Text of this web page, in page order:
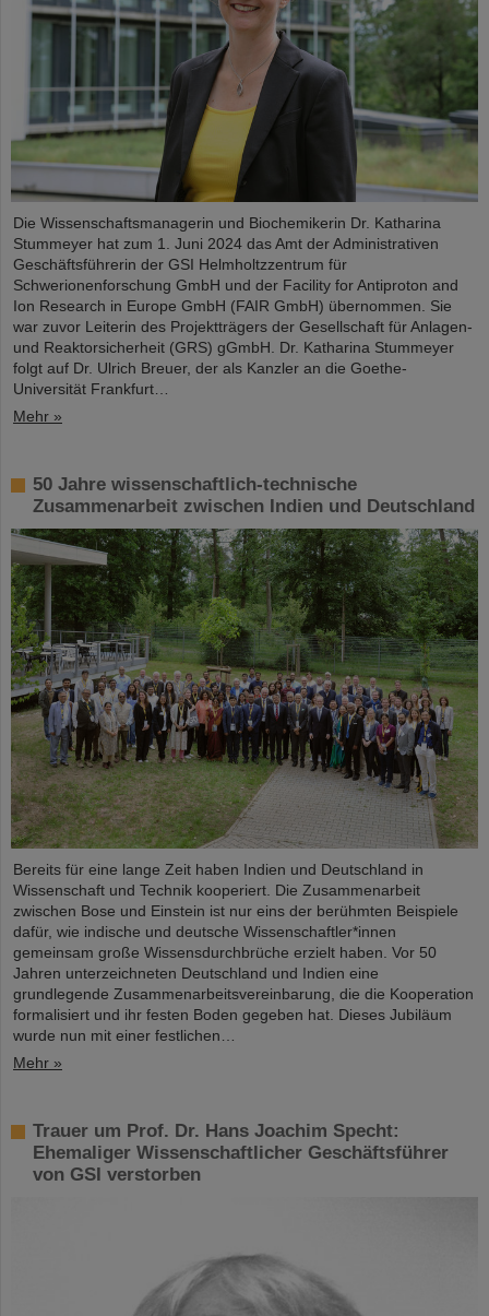
Die Wissenschaftsmanagerin und Biochemikerin Dr. Katharina
Stummeyer hat zum 1. Juni 2024 das Amt der Administrativen
Geschäftsführerin der GSI Helmholtzzentrum für
Schwerionenforschung GmbH und der Facility for Antiproton and
Ion Research in Europe GmbH (FAIR GmbH) übernommen. Sie
war zuvor Leiterin des Projektträgers der Gesellschaft für Anlagen-
und Reaktorsicherheit (GRS) gGmbH. Dr. Katharina Stummeyer
folgt auf Dr. Ulrich Breuer, der als Kanzler an die Goethe-
Universität Frankfurt…
Mehr »
50 Jahre wissenschaftlich-technische
Zusammenarbeit zwischen Indien und Deutschland
Bereits für eine lange Zeit haben Indien und Deutschland in
Wissenschaft und Technik kooperiert. Die Zusammenarbeit
zwischen Bose und Einstein ist nur eins der berühmten Beispiele
dafür, wie indische und deutsche Wissenschaftler*innen
gemeinsam große Wissensdurchbrüche erzielt haben. Vor 50
Jahren unterzeichneten Deutschland und Indien eine
grundlegende Zusammenarbeitsvereinbarung, die die Kooperation
formalisiert und ihr festen Boden gegeben hat. Dieses Jubiläum
wurde nun mit einer festlichen…
Mehr »
Trauer um Prof. Dr. Hans Joachim Specht:
Ehemaliger Wissenschaftlicher Geschäftsführer
von GSI verstorben